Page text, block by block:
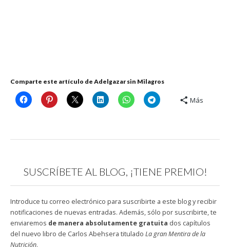
Comparte este artículo de Adelgazar sin Milagros
Más
SUSCRÍBETE AL BLOG, ¡TIENE PREMIO!
Introduce tu correo electrónico para suscribirte a este blog y recibir
notificaciones de nuevas entradas. Además, sólo por suscribirte, te
enviaremos de manera absolutamente gratuita dos capítulos
del nuevo libro de Carlos Abehsera titulado La gran Mentira de la
Nutrición.